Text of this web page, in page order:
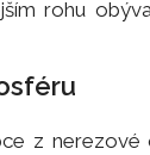
rohu
z